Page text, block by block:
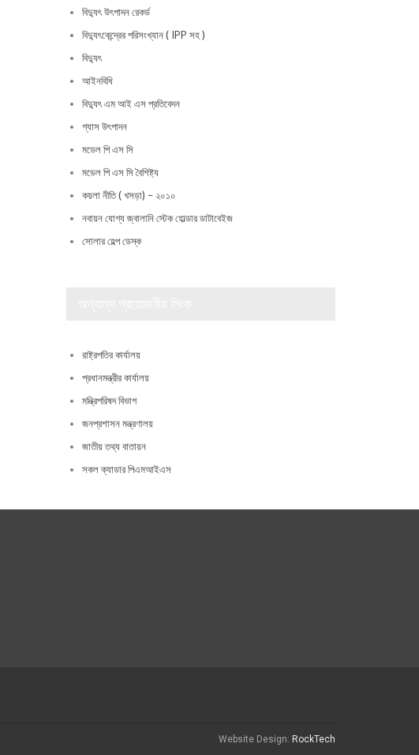
বিদ্যুৎ উৎপাদন রেকর্ড
বিদ্যুৎকেন্দ্রের পরিসংখ্যান ( IPP সহ )
বিদ্যুৎ
আইনবিধি
বিদ্যুৎ এম আই এস প্রতিবেদন
গ্যাস উৎপাদন
মডেল পি এস সি
মডেল পি এস সি বৈশিষ্ট্য
কয়লা নীতি ( খসড়া) – ২০১০
নবায়ন যোগ্য জ্বালানি স্টেক হোল্ডার ডাটাবেইজ
সোলার হেল্প ডেস্ক
রাষ্ট্রপতির কার্যালয়
প্রধানমন্ত্রীর কার্যালয়
মন্ত্রিপরিষদ বিভাগ
জনপ্রশাসন মন্ত্রণালয়
জাতীয় তথ্য বাতায়ন
সকল ক্যাডার পিএমআইএস
Website Design: RockTech